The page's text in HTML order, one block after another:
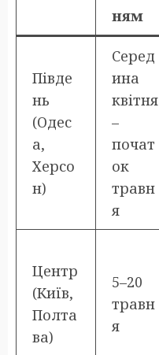
ням
Півде
нь
(Одес
а,
Херсо
н)
Серед
ина
квітня
–
почат
ок
травн
я
Центр
(Київ,
Полта
ва)
5–20
травн
я